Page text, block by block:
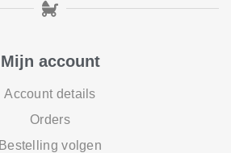
Mijn account
Account details
Orders
Bestelling volgen